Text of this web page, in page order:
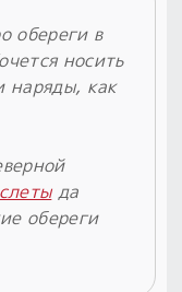
обереги в
носить
наряды, как
да
обереги